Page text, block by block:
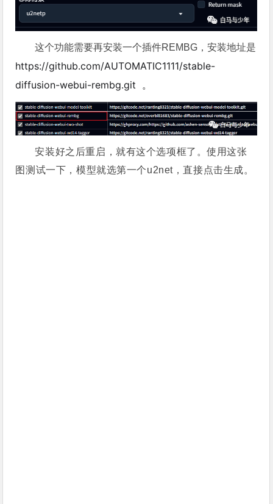
这个功能需要再安装一个插件REMBG，安装地址是
https://github.com/AUTOMATIC1111/stable-
diffusion-webui-rembg.git 。
安装好之后重启，就有这个选项框了。使用这张
图测试一下，模型就选第一个u2net，直接点击生成。